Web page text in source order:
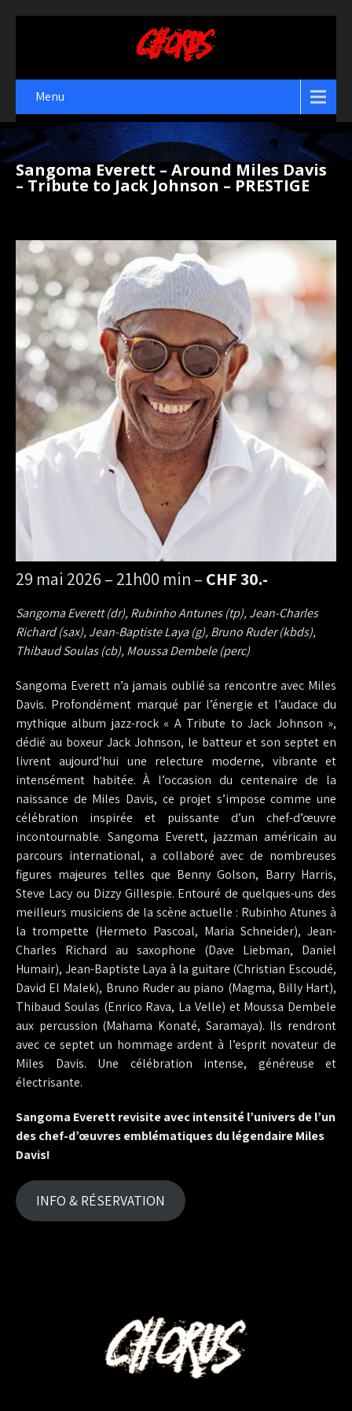
Menu
Sangoma Everett – Around Miles Davis
– Tribute to Jack Johnson – PRESTIGE
29 mai 2026 – 21h00 min – CHF 30.-
Sangoma Everett (dr), Rubinho Antunes (tp), Jean-Charles
Richard (sax), Jean-Baptiste Laya (g), Bruno Ruder (kbds),
Thibaud Soulas (cb), Moussa Dembele (perc)
Sangoma Everett n’a jamais oublié sa rencontre avec Miles
Davis. Profondément marqué par l’énergie et l’audace du
mythique album jazz-rock « A Tribute to Jack Johnson »,
dédié au boxeur Jack Johnson, le batteur et son septet en
livrent aujourd’hui une relecture moderne, vibrante et
intensément habitée. À l’occasion du centenaire de la
naissance de Miles Davis, ce projet s’impose comme une
célébration inspirée et puissante d’un chef-d’œuvre
incontournable. Sangoma Everett, jazzman américain au
parcours international, a collaboré avec de nombreuses
figures majeures telles que Benny Golson, Barry Harris,
Steve Lacy ou Dizzy Gillespie. Entouré de quelques-uns des
meilleurs musiciens de la scène actuelle : Rubinho Atunes à
la trompette (Hermeto Pascoal, Maria Schneider), Jean-
Charles Richard au saxophone (Dave Liebman, Daniel
Humair), Jean-Baptiste Laya à la guitare (Christian Escoudé,
David El Malek), Bruno Ruder au piano (Magma, Billy Hart),
Thibaud Soulas (Enrico Rava, La Velle) et Moussa Dembele
aux percussion (Mahama Konaté, Saramaya). Ils rendront
avec ce septet un hommage ardent à l’esprit novateur de
Miles Davis. Une célébration intense, généreuse et
électrisante.
Sangoma Everett revisite avec intensité l’univers de l’un
des chef-d’œuvres emblématiques du légendaire Miles
Davis!
INFO & RÉSERVATION